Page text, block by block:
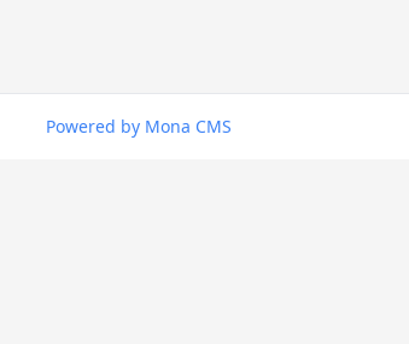
Powered by Mona CMS